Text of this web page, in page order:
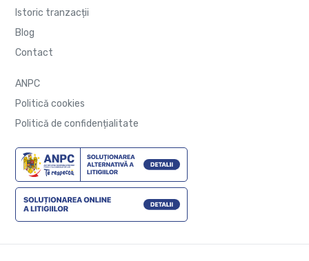
Istoric tranzacții
Blog
Contact
ANPC
Politică cookies
Politică de confidențialitate